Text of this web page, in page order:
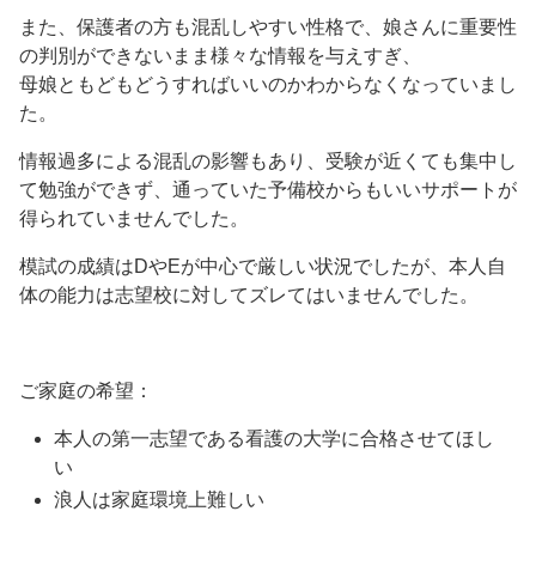
また、保護者の方も混乱しやすい性格で、娘さんに重要性
の判別ができないまま様々な情報を与えすぎ、
母娘ともどもどうすればいいのかわからなくなっていまし
た。
情報過多による混乱の影響もあり、受験が近くても集中し
て勉強ができず、通っていた予備校からもいいサポートが
得られていませんでした。
模試の成績はDやEが中心で厳しい状況でしたが、本人自
体の能力は志望校に対してズレてはいませんでした。
ご家庭の希望：
本人の第一志望である看護の大学に合格させてほし
い
浪人は家庭環境上難しい